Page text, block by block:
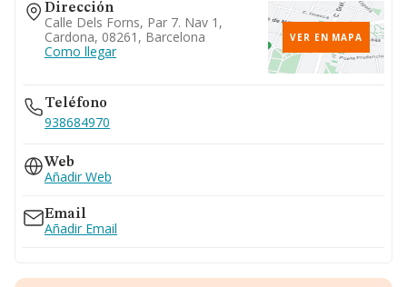
Dirección
Calle Dels Forns, Par 7. Nav 1,
Cardona, 08261, Barcelona
Como llegar
VER EN MAPA
Teléfono
938684970
Web
Añadir Web
Email
Añadir Email